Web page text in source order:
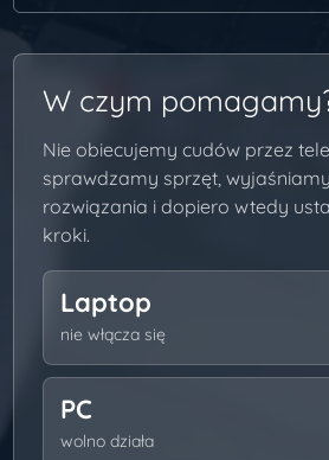
W czym
Nie obiecujemy cudów przez
sprawdzamy sprzęt,
rozwiązania i dopiero wtedy
kroki.
Laptop
nie włącza się
PC
wolno działa